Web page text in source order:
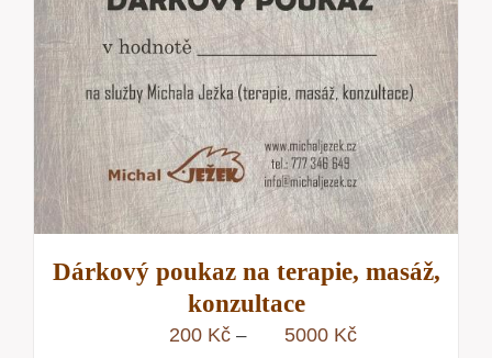
Dárkový poukaz na terapie, masáž,
konzultace
200 Kč – 5000 KčRozpětí